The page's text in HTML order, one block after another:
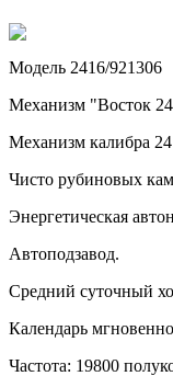
Модель 2416/921306
Механизм "Восток
Механизм калибра
Чисто рубиновых
Энергетическая
Автоподзавод.
Средний суточный
Календарь
Частота: 19800